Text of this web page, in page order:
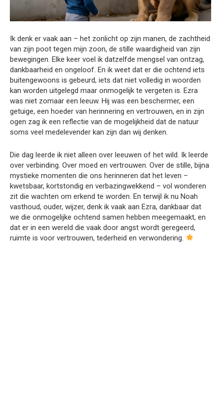
Ik denk er vaak aan – het zonlicht op zijn manen, de zachtheid
van zijn poot tegen mijn zoon, de stille waardigheid van zijn
bewegingen. Elke keer voel ik datzelfde mengsel van ontzag,
dankbaarheid en ongeloof. En ik weet dat er die ochtend iets
buitengewoons is gebeurd, iets dat niet volledig in woorden
kan worden uitgelegd maar onmogelijk te vergeten is. Ezra
was niet zomaar een leeuw. Hij was een beschermer, een
getuige, een hoeder van herinnering en vertrouwen, en in zijn
ogen zag ik een reflectie van de mogelijkheid dat de natuur
soms veel medelevender kan zijn dan wij denken.
Die dag leerde ik niet alleen over leeuwen of het wild. Ik leerde
over verbinding. Over moed en vertrouwen. Over de stille, bijna
mystieke momenten die ons herinneren dat het leven –
kwetsbaar, kortstondig en verbazingwekkend – vol wonderen
zit die wachten om erkend te worden. En terwijl ik nu Noah
vasthoud, ouder, wijzer, denk ik vaak aan Ezra, dankbaar dat
we die onmogelijke ochtend samen hebben meegemaakt, en
dat er in een wereld die vaak door angst wordt geregeerd,
ruimte is voor vertrouwen, tederheid en verwondering.